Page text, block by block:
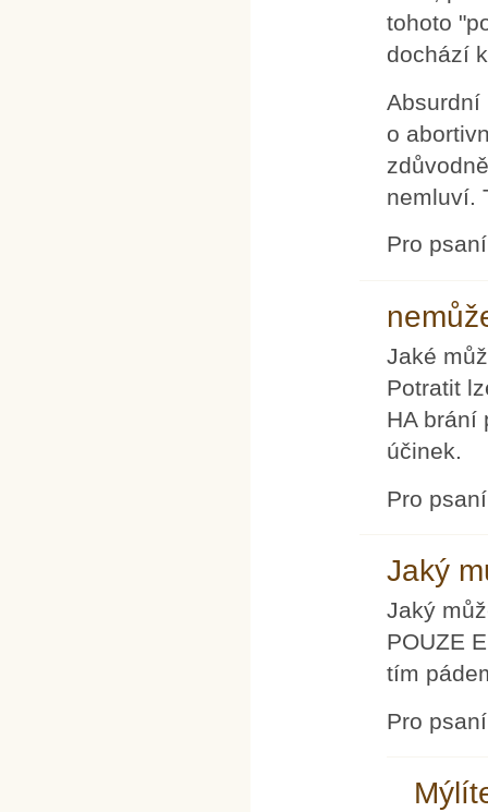
tohoto
dochází
Absurdní
o
nemluví.
Pro
Jaké
Potratit
HA brání
účinek.
Pro
Jaký
Jaký
POUZE
tím
Pro